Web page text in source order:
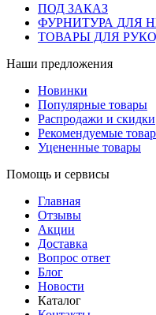
ПОД ЗАКАЗ
ФУРНИТУРА ДЛЯ
ТОВАРЫ ДЛЯ
Наши предложения
Новинки
Популярные товары
Распродажи и скидки
Рекомендуемые
Уцененные товары
Помощь и сервисы
Главная
Отзывы
Акции
Доставка
Вопрос ответ
Блог
Новости
Каталог